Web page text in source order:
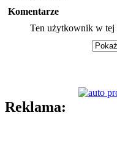
Komentarze
Ten użytkownik w tej
Reklama: